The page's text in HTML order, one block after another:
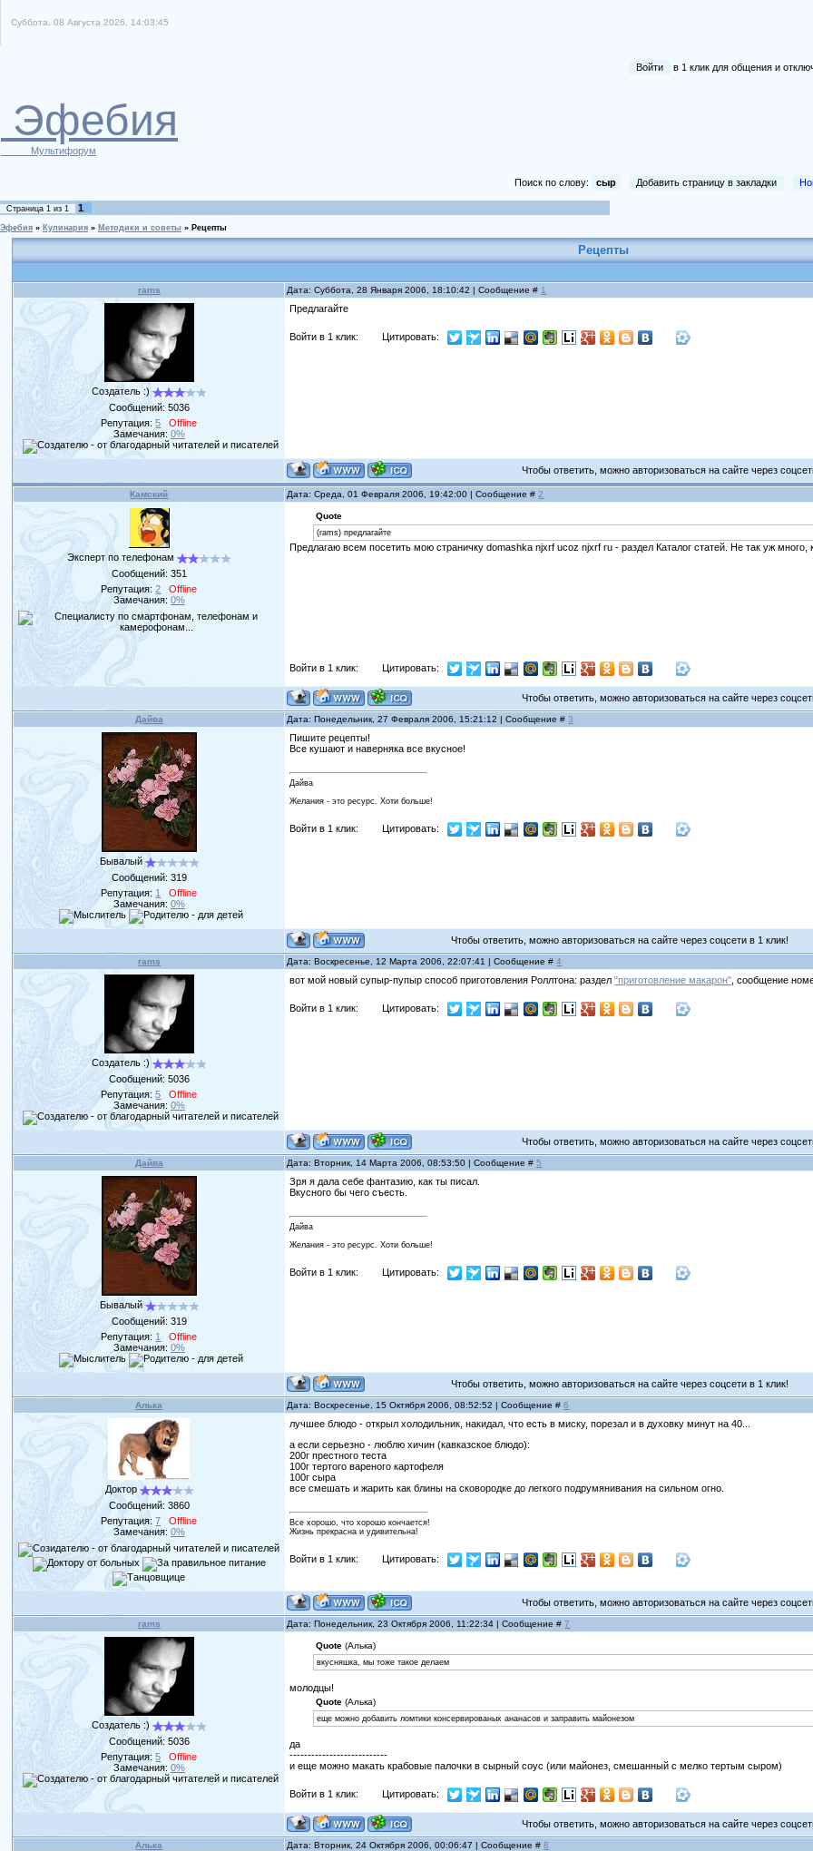
Суббота, 08 Августа 2026, 14:03:45
Войти в 1 клик для общения и
Эфебия
Мультифорум
Поиск по слову: сыр Добавить страницу в закладки
Страница 1 из 1 1
Эфебия » Кулинария » Методики и советы » Рецепты
Рецепты
rams Дата: Суббота, 28 Января 2006, 18:10:42 | Сообщение # 1
Создатель :)
Сообщений: 5036
Репутация:5
Offline
Замечания: 0%
Предлагайте
Войти в 1 клик: Цитировать:
Чтобы ответить, можно авторизоваться на сайте через
Камский Дата: Среда, 01 Февраля 2006, 19:42:00 | Сообщение # 2
Эксперт по телефонам
Сообщений: 351
Репутация:2
Offline
Замечания: 0%
Quote
(rams) предлагайте
Предлагаю всем посетить мою страничку domashka njxrf ucoz njxrf ru - раздел Каталог статей. Не так уж много,
Войти в 1 клик: Цитировать:
Чтобы ответить, можно авторизоваться на сайте через
Дайва Дата: Понедельник, 27 Февраля 2006, 15:21:12 | Сообщение #3
Бывалый
Сообщений: 319
Репутация: 1
Offline
Замечания: 0%
Пишите рецепты!
Все кушают и наверняка все вкусное!
Дайва
Желания - это ресурс. Хоти больше!
Войти в 1 клик: Цитировать:
Чтобы ответить, можно авторизоваться на сайте через соцсети в 1 клик!
rams Дата: Воскресенье, 12 Марта 2006, 22:07:41 | Сообщение #4
Создатель :)
Сообщений: 5036
Репутация:5
Offline
Замечания: 0%
вот мой новый супыр-пупыр способ приготовления Роллтона: раздел"приготовление макарон" , сообщение
Войти в 1 клик: Цитировать:
Чтобы ответить, можно авторизоваться на сайте через
Дайва Дата: Вторник, 14 Марта 2006, 08:53:50 | Сообщение #5
Бывалый
Сообщений: 319
Репутация: 1
Offline
Замечания: 0%
Зря я дала себе фантазию, как ты писал.
Вкусного бы чего съесть.
Дайва
Желания - это ресурс. Хоти больше!
Войти в 1 клик: Цитировать:
Чтобы ответить, можно авторизоваться на сайте через соцсети в 1 клик!
Алька Дата: Воскресенье, 15 Октября 2006, 08:52:52 | Сообщение #6
Доктор
Сообщений: 3860
Репутация:7
Offline
Замечания: 0%
лучшее блюдо - открыл холодильник, накидал, что есть в миску, порезал и в духовку минут на 40...
а если серьезно - люблю хичин (кавказское блюдо):
200г престного теста
100г тертого вареного картофеля
100г сыра
все смешать и жарить как блины на сковородке до легкого подрумянивания на сильном огно.
Все хорошо, что хорошо кончается!
Жизнь прекрасна и удивительна!
Войти в 1 клик: Цитировать:
Чтобы ответить, можно авторизоваться на сайте через
rams Дата: Понедельник, 23 Октября 2006, 11:22:34 | Сообщение #7
Создатель :)
Сообщений: 5036
Репутация:5
Offline
Замечания: 0%
Quote (Алька)
вкусняшка, мы тоже такое делаем
молодцы!
Quote (Алька)
еще можно добавить ломтики консервированых ананасов и заправить майонезом
да
---------------------------
и еще можно макать крабовые палочки в сырный соус (или майонез, смешанный с мелко тертым сыром)
Войти в 1 клик: Цитировать:
Чтобы ответить, можно авторизоваться на сайте через
Алька Дата: Вторник, 24 Октября 2006, 00:06:47 | Сообщение #8